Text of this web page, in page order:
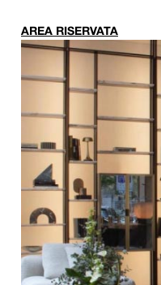
AREA RISERVATA